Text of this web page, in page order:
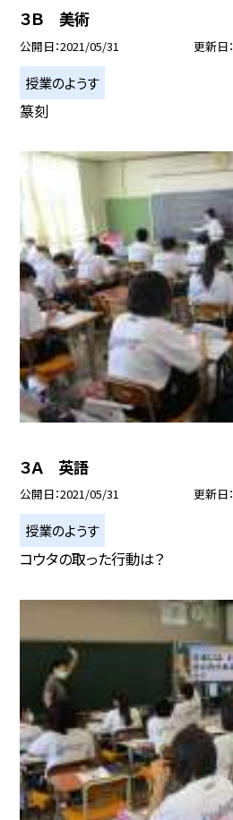
３Ｂ 美術
公開日 2021/05/31 更新日
授業のようす
篆刻
３Ａ 英語
公開日 2021/05/31 更新日
授業のようす
コウタの取った行動は？